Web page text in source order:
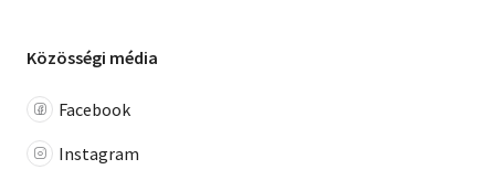
Közösségi média
Facebook
Instagram